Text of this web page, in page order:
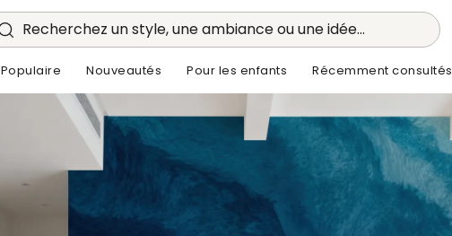
Recherchez un style, une ambiance ou une idée...
Populaire Nouveautés Pour les enfants Récemment consultés